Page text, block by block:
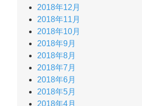
2018年12月
2018年11月
2018年10月
2018年9月
2018年8月
2018年7月
2018年6月
2018年5月
2018年4月